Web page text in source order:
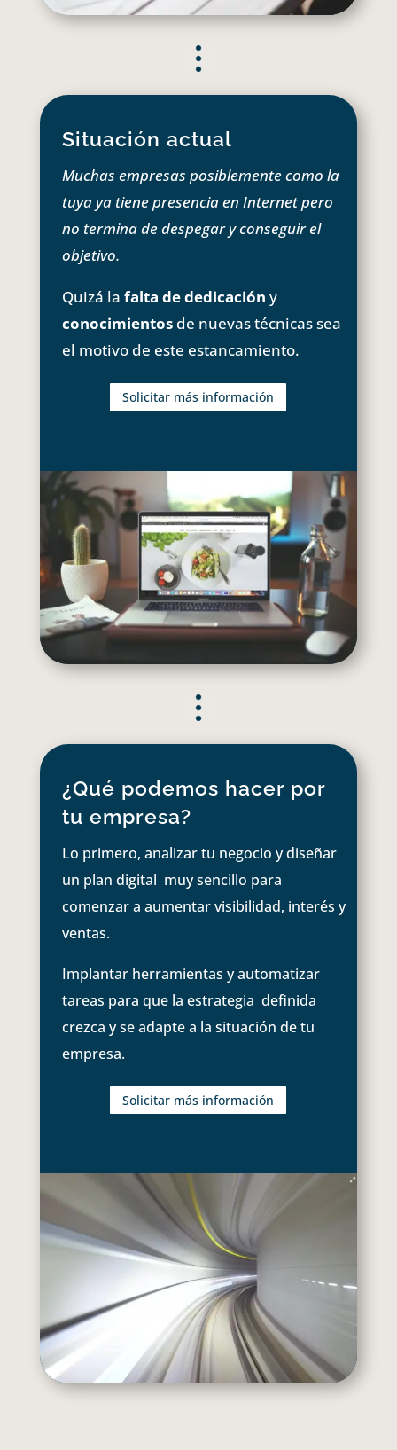
Situación actual
Muchas empresas posiblemente como la
tuya ya tiene presencia en Internet pero
no termina de despegar y conseguir el
objetivo.
Quizá la falta de dedicación y
conocimientosde nuevas técnicas sea
el motivo de este estancamiento.
Solicitar más información
¿Qué podemos hacer por
tu empresa?
Lo primero, analizar tu negocio y diseñar
un plan digital muy sencillo para
comenzar a aumentar visibilidad, interés y
ventas.
Implantar herramientas y automatizar
tareas para que la estrategia definida
crezca y se adapte a la situación de tu
empresa.
Solicitar más información